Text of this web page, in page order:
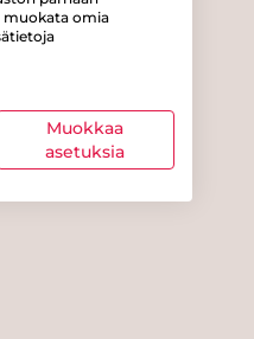
muokata omia
Muokkaa
asetuksia